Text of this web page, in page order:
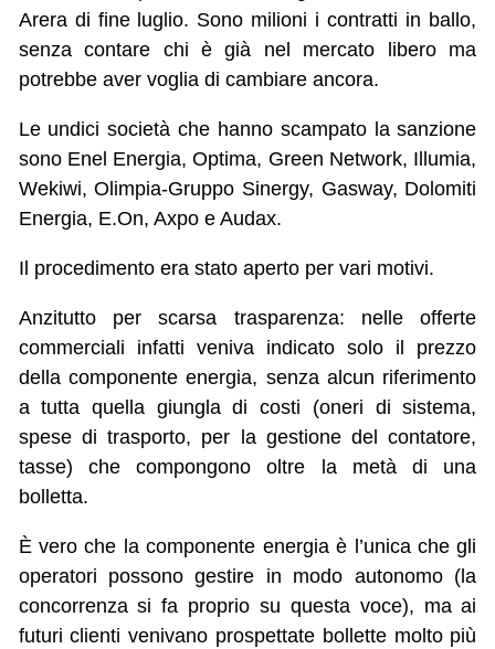
Arera di fine luglio. Sono milioni i contratti in ballo,
senza contare chi è già nel mercato libero ma
potrebbe aver voglia di cambiare ancora.
Le undici società che hanno scampato la sanzione
sono Enel Energia, Optima, Green Network, Illumia,
Wekiwi, Olimpia-Gruppo Sinergy, Gasway, Dolomiti
Energia, E.On, Axpo e Audax.
Il procedimento era stato aperto per vari motivi.
Anzitutto per scarsa trasparenza: nelle offerte
commerciali infatti veniva indicato solo il prezzo
della componente energia, senza alcun riferimento
a tutta quella giungla di costi (oneri di sistema,
spese di trasporto, per la gestione del contatore,
tasse) che compongono oltre la metà di una
bolletta.
È vero che la componente energia è l’unica che gli
operatori possono gestire in modo autonomo (la
concorrenza si fa proprio su questa voce), ma ai
futuri clienti venivano prospettate bollette molto più